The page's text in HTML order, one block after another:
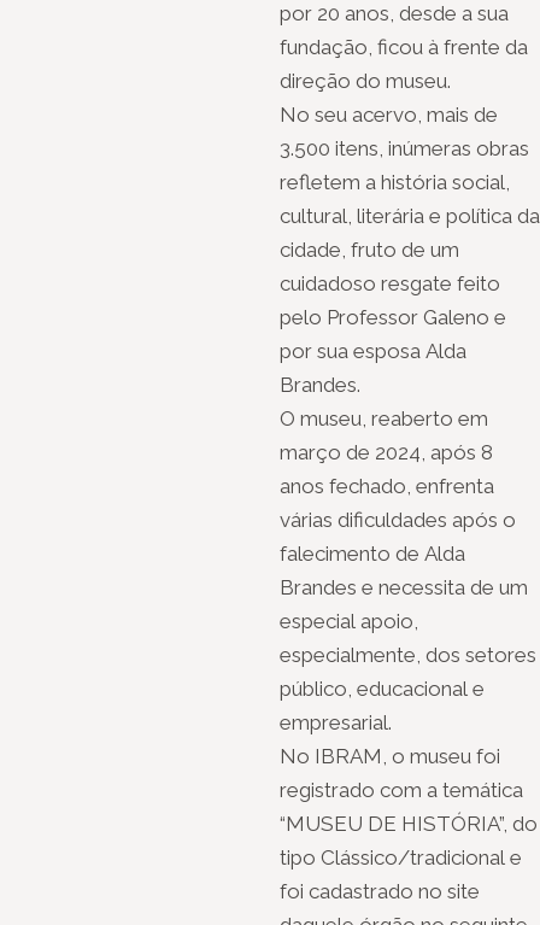
por 20 anos, desde a sua
fundação, ficou à frente da
direção do museu.
No seu acervo, mais de
3.500 itens, inúmeras obras
refletem a história social,
cultural, literária e política da
cidade, fruto de um
cuidadoso resgate feito
pelo Professor Galeno e
por sua esposa Alda
Brandes.
O museu, reaberto em
março de 2024, após 8
anos fechado, enfrenta
várias dificuldades após o
falecimento de Alda
Brandes e necessita de um
especial apoio,
especialmente, dos setores
público, educacional e
empresarial.
No IBRAM, o museu foi
registrado com a temática
“MUSEU DE HISTÓRIA”, do
tipo Clássico/tradicional e
foi cadastrado no site